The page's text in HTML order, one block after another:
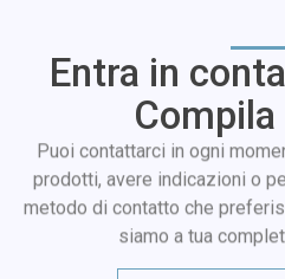
Entra in
Puoi contattarci in ogni
prodotti, avere indicazioni o
metodo di contatto che
siamo a tua